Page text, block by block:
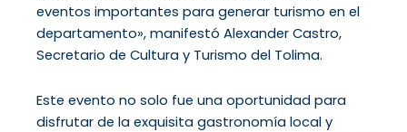
eventos importantes para generar turismo en el
departamento», manifestó Alexander Castro,
Secretario de Cultura y Turismo del Tolima.
Este evento no solo fue una oportunidad para
disfrutar de la exquisita gastronomía local y